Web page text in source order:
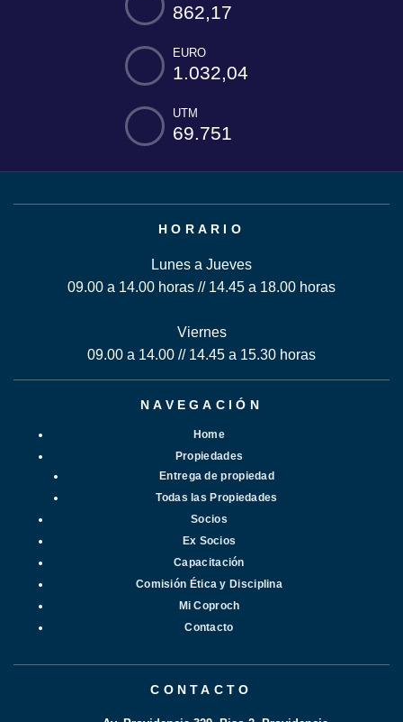
862,17
EURO
1.032,04
UTM
69.751
HORARIO
Lunes a Jueves
09.00 a 14.00 horas // 14.45 a 18.00 horas
Viernes
09.00 a 14.00 // 14.45 a 15.30 horas
NAVEGACIÓN
Home
Propiedades
Entrega de propiedad
Todas las Propiedades
Socios
Ex Socios
Capacitación
Comisión Ética y Disciplina
Mi Coproch
Contacto
CONTACTO